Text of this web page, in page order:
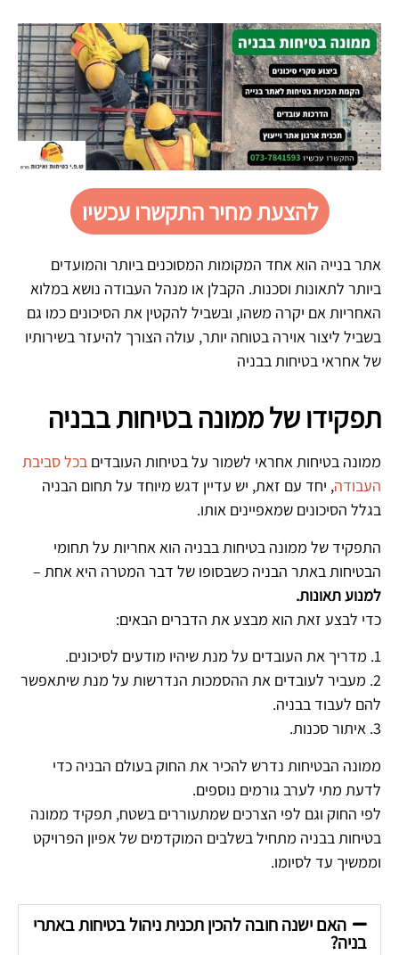
להצעת מחיר התקשרו עכשיו
אתר בנייה הוא אחד המקומות המסוכנים ביותר והמועדים
ביותר לתאונות וסכנות. הקבלן או מנהל העבודה נושא במלוא
האחריות אם יקרה משהו, ובשביל להקטין את הסיכונים כמו גם
בשביל ליצור אוירה בטוחה יותר, עולה הצורך להיעזר בשירותיו
של אחראי בטיחות בבניה
תפקידו של ממונה בטיחות בבניה
ממונה בטיחות אחראי לשמור על בטיחות העובדים בכל סביבת
העבודה, יחד עם זאת, יש עדיין דגש מיוחד על תחום הבניה
בגלל הסיכונים שמאפיינים אותו.
התפקיד של ממונה בטיחות בבניה הוא אחריות על תחומי
הבטיחות באתר הבניה כשבסופו של דבר המטרה היא אחת –
למנוע תאונות.
כדי לבצע זאת הוא מבצע את הדברים הבאים:
1. מדריך את העובדים על מנת שיהיו מודעים לסיכונים.
2. מעביר לעובדים את ההסמכות הנדרשות על מנת שיתאפשר
להם לעבוד בבניה.
3. איתור סכנות.
ממונה הבטיחות נדרש להכיר את החוק בעולם הבניה כדי
לדעת מתי לערב גורמים נוספים.
לפי החוק וגם לפי הצרכים שמתעוררים בשטח, תפקיד ממונה
בטיחות בבניה מתחיל בשלבים המוקדמים של אפיון הפרויקט
וממשיך עד לסיומו.
האם ישנה חובה להכין תכנית ניהול בטיחות באתרי
בניה?